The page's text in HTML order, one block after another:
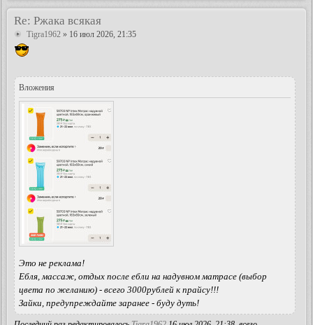
Re: Ржака всякая
Tigra1962 » 16 июл 2026, 21:35
Вложения
Это не реклама!
Ебля, массаж, отдых после ебли на надувном матрасе (выбор
цвета по желанию) - всего 3000рублей к прайсу!!!
Зайки, предупреждайте заранее - буду дуть!